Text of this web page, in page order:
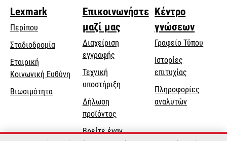
Lexmark
Περίπου
Σταδιοδρομία
Εταιρική
Κοινωνική Ευθύνη opens
new
Βιωσιμότητα
Επικοινωνήστε
μαζί μας
Διαχείριση
εγγραφής
Τεχνική
υποστήριξηopens
tab
Δήλωση
προϊόντος
Βρείτε έναν
Κέντρο
γνώσεων
Γραφείο Τύπου
Ιστορίες
επιτυχίας
Πληροφορίες
αναλυτών